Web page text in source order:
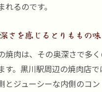
るのです。
さを感じるとりももの味
焼肉は、その奥深さで多
す。黒川駅周辺の焼肉店
とジューシーな内側のコ